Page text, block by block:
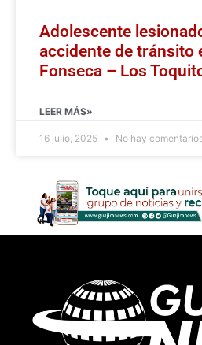
Adolescente
accidente de tránsito
Fonseca – Los
LEER MÁS»
16 julio, 2025 No hay